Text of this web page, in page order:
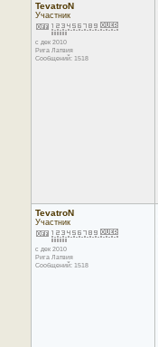
TevatroN
Участник
с дек 2010
Рига Латвия
Сообщений: 1518
TevatroN
Участник
с дек 2010
Рига Латвия
Сообщений: 1518